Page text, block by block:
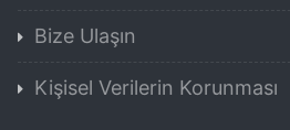
Bize Ulaşın
Kişisel Verilerin Korunması